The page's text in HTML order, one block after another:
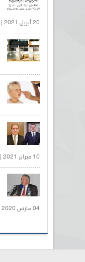
20 أبريل 2021 |
10 فبراير 2021 |
04 مارس 2020 |